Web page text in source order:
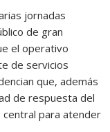
jornadas
de gran
el operativo
de servicios
que, además
de respuesta del
central para atender